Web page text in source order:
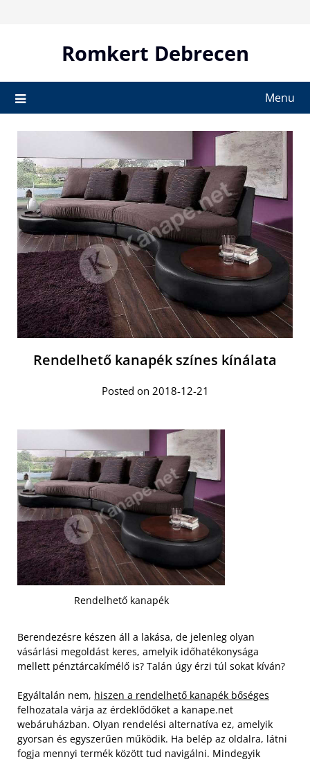
Romkert Debrecen
Menu
Rendelhető kanapék színes kínálata
Posted on 2018-12-21
Rendelhető kanapék
Berendezésre készen áll a lakása, de jelenleg olyan
vásárlási megoldást keres, amelyik időhatékonysága
mellett pénztárcakímélő is? Talán úgy érzi túl sokat kíván?
Egyáltalán nem, hiszen a rendelhető kanapék bőséges
felhozatala várja az érdeklődőket a kanape.net
webáruházban. Olyan rendelési alternatíva ez, amelyik
gyorsan és egyszerűen működik. Ha belép az oldalra, látni
fogja mennyi termék között tud navigálni. Mindegyik